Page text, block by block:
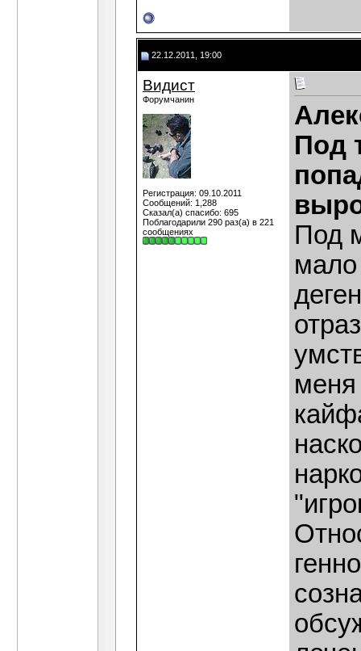
22.12.2011, 19:00
Видист
Форумчанин
Регистрация: 09.10.2011
Сообщений: 1,288
Сказал(а) спасибо: 695
Поблагодарили 290 раз(а) в 221
сообщениях
Под
Под